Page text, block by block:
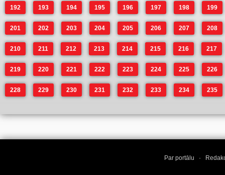
192 193 194 195 196 197 198 199
201 202 203 204 205 206 207 208
210 211 212 213 214 215 216 217
219 220 221 222 223 224 225 226
228 229 230 231 232 233 234 235
Par portālu ·